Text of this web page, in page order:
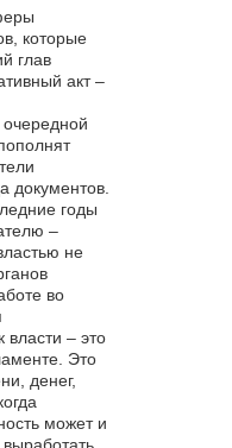
которые
глав
акт –
документов.
годы
–
не
во
– это
Это
денег,
может и